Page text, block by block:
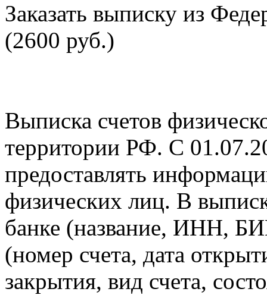
Заказать выписку из
(2600 руб.)
Выписка счетов
территории РФ. С
предоставлять
физических лиц. В
банке (название, ИНН,
(номер счета, дата
закрытия, вид счета,